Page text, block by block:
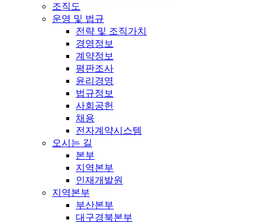
조직도
운영 및 법규
전략 및 조직가치
경영정보
계약정보
평판조사
윤리경영
법규정보
사회공헌
채용
전자계약시스템
오시는 길
본부
지역본부
인재개발원
지역본부
부산본부
대구경북본부